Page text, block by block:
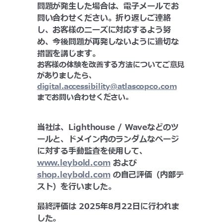
問題が発生した場合は、電子メールでお
問い合わせください。折り返しご連絡
し、お客様のニーズに対応するよう努
め、今後問題が再発しないように適切な
措置を講じます。 ​
お客様の体験を改善する方法についてご意見
がありましたら、
digital.accessibility@atlascopco.com
までお問い合わせください。
当社は、Lighthouse / Waveなどのツ
ールと、ドメイン内のランダムなページ
に対する手動監査を使用して、
www.leybold.comおよび
shop.leybold.comの自己評価（内部テ
スト）を行いました。
最終評価は 2025年8月22日に行われま
した。